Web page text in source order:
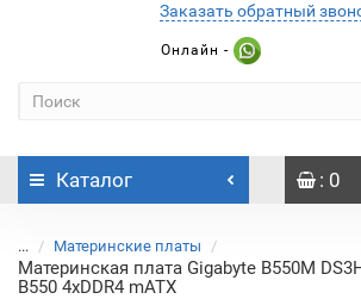
Заказать обратный
Онлайн -
Каталог : 0
... Материнские платы
Материнская плата Gigabyte B550M
B550 4xDDR4 mATX